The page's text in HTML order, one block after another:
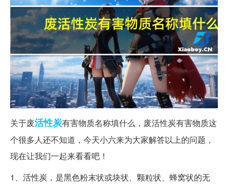
关于废活性炭有害物质名称填什么，废活性炭有害物质这
个很多人还不知道，今天小六来为大家解答以上的问题，
现在让我们一起来看看吧！
1、活性炭，是黑色粉末状或块状、颗粒状、蜂窝状的无